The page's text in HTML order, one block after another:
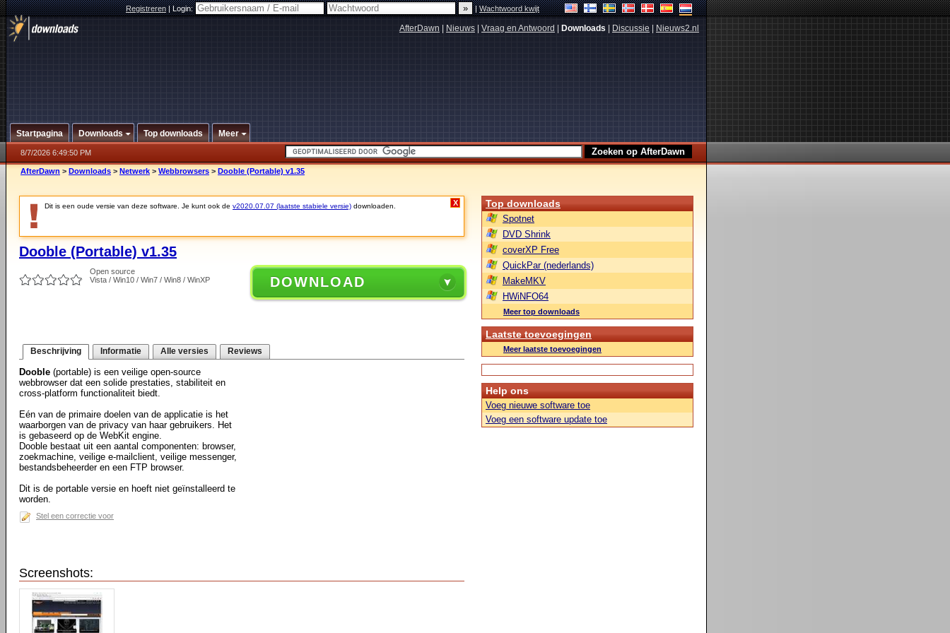
Registreren|Login: |Wachtwoord kwijt
AfterDawn Nieuws Vraag en Antwoord Downloads Discussie Nieuws2.nl
Startpagina Downloads Top downloads Meer
8/7/2026 6:49:50 PM
AfterDawn > Downloads > Netwerk > Webbrowsers > Dooble (Portable) v1.35
Dit is een oude versie van deze software. Je kunt ook de v2020.07.07 (laatste stabiele versie) downloaden. X
Dooble (Portable) v1.35
Open source
Vista / Win10 / Win7 / Win8 / WinXP
DOWNLOAD
Beschrijving Informatie Alle versies Reviews
Dooble (portable) is een veilige open-source
webbrowser dat een solide prestaties, stabiliteit en
cross-platform functionaliteit biedt.
Eén van de primaire doelen van de applicatie is het
waarborgen van de privacy van haar gebruikers. Het
is gebaseerd op de WebKit engine.
Dooble bestaat uit een aantal componenten: browser,
zoekmachine, veilige e-mailclient, veilige messenger,
bestandsbeheerder en een FTP browser.
Dit is de portable versie en hoeft niet geïnstalleerd te
worden.
Stel een correctie voor
Screenshots:
Top downloads
Spotnet
DVD Shrink
coverXP Free
QuickPar (nederlands)
MakeMKV
HWiNFO64
Meer top downloads
Laatste toevoegingen
Meer laatste toevoegingen
Help ons
Voeg nieuwe software toe
Voeg een software update toe